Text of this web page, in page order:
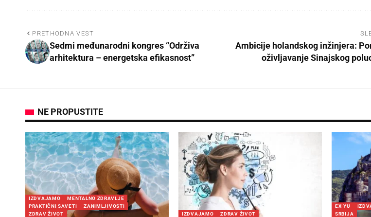
PRETHODNA VEST
Sedmi međunarodni kongres “Održiva
arhitektura – energetska efikasnost”
Ambicije holandskog inžinjera:
oživljavanje Sinajskog
NE PROPUSTITE
IZDVAJAMO
MENTALNO ZDRAVLJE
PRAKTIČNI SAVETI
ZANIMLJIVOSTI
ZDRAV ŽIVOT
IZDVAJAMO ZDRAV ŽIVOT
EX-YU
SRBIJA